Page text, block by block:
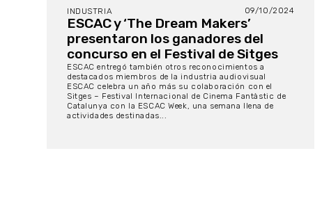
INDUSTRIA 09/10/2024
ESCAC y ‘The Dream Makers’
presentaron los ganadores del
concurso en el Festival de Sitges
ESCAC entregó también otros reconocimientos a
destacados miembros de la industria audiovisual
ESCAC celebra un año más su colaboración con el
Sitges – Festival Internacional de Cinema Fantàstic de
Catalunya con la ESCAC Week, una semana llena de
actividades destinadas...